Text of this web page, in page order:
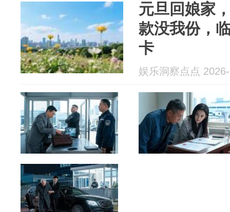
元旦回娘家
款没我份，
卡
娱乐洞察点点